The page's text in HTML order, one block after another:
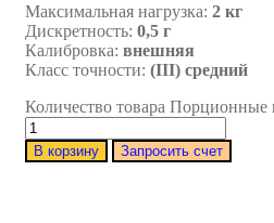
Максимальная нагрузка: 2 кг
Дискретность: 0,5 г
Калибровка: внешняя
Класс точности: (III) средний
Количество товара
В корзину Запросить счет